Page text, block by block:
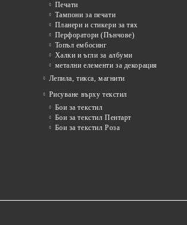
Печати
Тампони за печати
Планери и стикери за тях
Перфоратори (Пънчове)
Топъл ембосинг
Халки и ъгли за албуми
метални елементи за декорация
Лепила, тикса, магнити
Рисуване върху текстил
Бои за текстил
Бои за текстил Пентарт
Бои за текстил Роза